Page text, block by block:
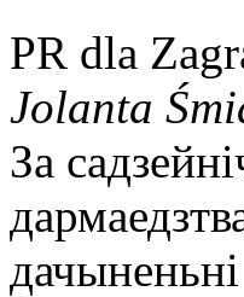
PR dla
Jolanta
За